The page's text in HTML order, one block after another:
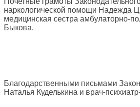
наркологической помощи Надежда
медицинская сестра амбулаторно-
Быкова.
Благодарственными письмами
Наталья Куделькина и врач-